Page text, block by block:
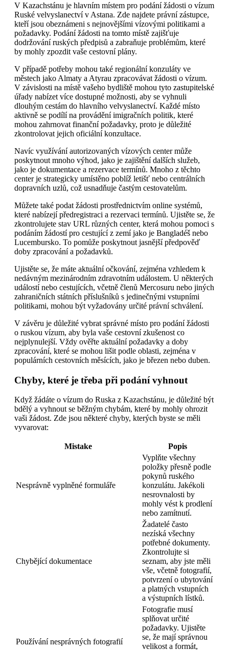
V Kazachstánu je hlavním místem pro podání žádosti o vízum
Ruské velvyslanectví v Astana. Zde najdete právní zástupce,
kteří jsou obeznámeni s nejnovějšími vízovými politikami a
požadavky. Podání žádosti na tomto místě zajišťuje
dodržování ruských předpisů a zabraňuje problémům, které
by mohly zpozdit vaše cestovní plány.
V případě potřeby mohou také regionální konzuláty ve
městech jako Almaty a Atyrau zpracovávat žádosti o vízum.
V závislosti na místě vašeho bydliště mohou tyto zastupitelské
úřady nabízet více dostupné možnosti, aby se vyhnuli
dlouhým cestám do hlavního velvyslanectví. Každé místo
aktivně se podílí na provádění imigračních politik, které
mohou zahrnovat finanční požadavky, proto je důležité
zkontrolovat jejich oficiální konzultace.
Navíc využívání autorizovaných vízových center může
poskytnout mnoho výhod, jako je zajištění dalších služeb,
jako je dokumentace a rezervace termínů. Mnoho z těchto
center je strategicky umístěno poblíž letišť nebo centrálních
dopravních uzlů, což usnadňuje častým cestovatelům.
Můžete také podat žádosti prostřednictvím online systémů,
které nabízejí předregistraci a rezervaci termínů. Ujistěte se, že
zkontrolujete stav URL různých center, která mohou pomoci s
podáním žádostí pro cestující z zemí jako je Bangladéš nebo
Lucembursko. To pomůže poskytnout jasnější předpověď
doby zpracování a požadavků.
Ujistěte se, že máte aktuální očkování, zejména vzhledem k
nedávným mezinárodním zdravotním událostem. U některých
událostí nebo cestujících, včetně členů Mercosuru nebo jiných
zahraničních státních příslušníků s jedinečnými vstupními
politikami, mohou být vyžadovány určité právní schválení.
V závěru je důležité vybrat správné místo pro podání žádosti
o ruskou vízum, aby byla vaše cestovní zkušenost co
nejplynulejší. Vždy ověřte aktuální požadavky a doby
zpracování, které se mohou lišit podle oblasti, zejména v
populárních cestovních měsících, jako je březen nebo duben.
Chyby, které je třeba při podání vyhnout
Když žádáte o vízum do Ruska z Kazachstánu, je důležité být
bdělý a vyhnout se běžným chybám, které by mohly ohrozit
vaši žádost. Zde jsou některé chyby, kterých byste se měli
vyvarovat:
Mistake Popis
Nesprávně vyplněné formuláře
Vyplňte všechny
položky přesně podle
pokynů ruského
konzulátu. Jakékoli
nesrovnalosti by
mohly vést k prodlení
nebo zamítnutí.
Chybějící dokumentace
Žadatelé často
nezíská všechny
potřebné dokumenty.
Zkontrolujte si
seznam, aby jste měli
vše, včetně fotografií,
potvrzení o ubytování
a platných vstupních
a výstupních lístků.
Používání nesprávných fotografií
Fotografie musí
splňovat určité
požadavky. Ujistěte
se, že mají správnou
velikost a formát,